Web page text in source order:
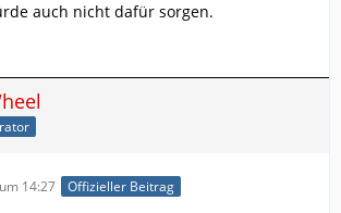
auch nicht dafür sorgen.
14:27 Offizieller Beitrag